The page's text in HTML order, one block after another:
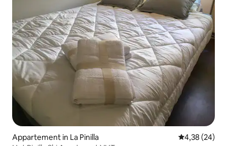
Appartement in La Pinilla Gemiddelde
4,38 (24)